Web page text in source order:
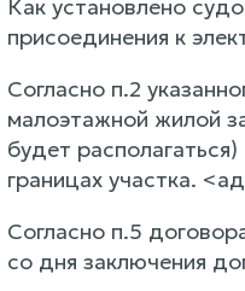
Как установлено
присоединения к
Согласно п.2
малоэтажной жилой
будет
границах участка.
Согласно п.5
со дня заключения